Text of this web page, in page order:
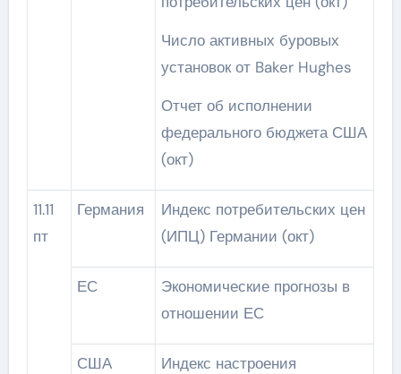
Число активных буровых
установок от Baker Hughes
Отчет об исполнении
федерального бюджета США
(окт)
11.11
пт
Германия
Индекс потребительских цен
(ИПЦ) Германии (окт)
ЕС
Экономические прогнозы в
отношении ЕС
США
Индекс настроения